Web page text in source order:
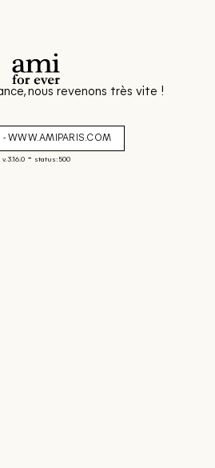
nous revenons très vite !
- WWW.AMIPARIS.COM
v. 3.16.0- status: 500